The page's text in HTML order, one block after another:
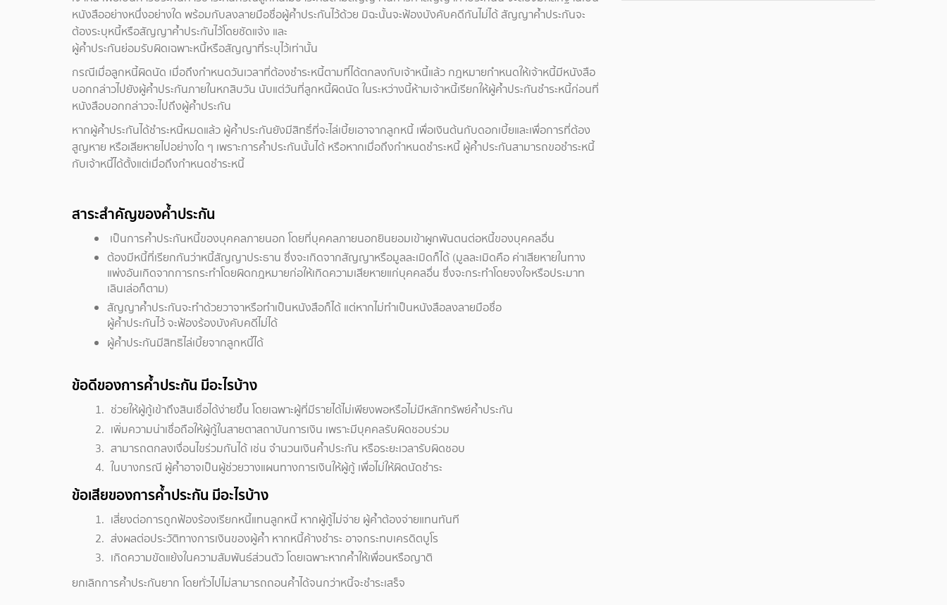
หนังสืออย่างหนึ่งอย่างใด พร้อมกับลงลายมือชื่อผู้ค้ำประกันไว้ด้วย มิฉะนั้นจะฟ้องบังคับคดีกันไม่ได้ สัญญาค้ำประกันจะ
ต้องระบุหนี้หรือสัญญาค้ำประกันไว้โดยชัดแจ้ง และ
ผู้ค้ำประกันย่อมรับผิดเฉพาะหนี้หรือสัญญาที่ระบุไว้เท่านั้น
กรณีเมื่อลูกหนี้ผิดนัด เมื่อถึงกำหนดวันเวลาที่ต้องชำระหนี้ตามที่ได้ตกลงกับเจ้าหนี้แล้ว กฎหมายกำหนดให้เจ้าหนี้มีหนังสือ
บอกกล่าวไปยังผู้ค้ำประกันภายในหกสิบวัน นับแต่วันที่ลูกหนี้ผิดนัด ในระหว่างนี้ห้ามเจ้าหนี้เรียกให้ผู้ค้ำประกันชำระหนี้ก่อนที่
หนังสือบอกกล่าวจะไปถึงผู้ค้ำประกัน
หากผู้ค้ำประกันได้ชำระหนี้หมดแล้ว ผู้ค้ำประกันยังมีสิทธิ์ที่จะไล่เบี้ยเอาจากลูกหนี้ เพื่อเงินต้นกับดอกเบี้ยและเพื่อการที่ต้อง
สูญหาย หรือเสียหายไปอย่างใด ๆ เพราะการค้ำประกันนั้นได้ หรือหากเมื่อถึงกำหนดชำระหนี้ ผู้ค้ำประกันสามารถขอชำระหนี้
กับเจ้าหนี้ได้ตั้งแต่เมื่อถึงกำหนดชำระหนี้
สาระสำคัญของค้ำประกัน
เป็นการค้ำประกันหนี้ของบุคคลภายนอก โดยที่บุคคลภายนอกยินยอมเข้าผูกพันตนต่อหนี้ของบุคคลอื่น
ต้องมีหนี้ที่เรียกกันว่าหนี้สัญญาประธาน ซึ่งจะเกิดจากสัญญาหรือมูลละเมิดก็ได้ (มูลละเมิดคือ ค่าเสียหายในทาง
แพ่งอันเกิดจากการกระทำโดยผิดกฎหมายก่อให้เกิดความเสียหายแก่บุคคลอื่น ซึ่งจะกระทำโดยจงใจหรือประมาท
เลินเล่อก็ตาม)
สัญญาค้ำประกันจะทำด้วยวาจาหรือทำเป็นหนังสือก็ได้ แต่หากไม่ทำเป็นหนังสือลงลายมือชื่อ
ผู้ค้ำประกันไว้ จะฟ้องร้องบังคับคดีไม่ได้
ผู้ค้ำประกันมีสิทธิไล่เบี้ยจากลูกหนี้ได้
ข้อดีของการค้ำประกัน มีอะไรบ้าง
ช่วยให้ผู้กู้เข้าถึงสินเชื่อได้ง่ายขึ้น โดยเฉพาะผู้ที่มีรายได้ไม่เพียงพอหรือไม่มีหลักทรัพย์ค้ำประกัน
เพิ่มความน่าเชื่อถือให้ผู้กู้ในสายตาสถาบันการเงิน เพราะมีบุคคลรับผิดชอบร่วม
สามารถตกลงเงื่อนไขร่วมกันได้ เช่น จำนวนเงินค้ำประกัน หรือระยะเวลารับผิดชอบ
ในบางกรณี ผู้ค้ำอาจเป็นผู้ช่วยวางแผนทางการเงินให้ผู้กู้ เพื่อไม่ให้ผิดนัดชำระ
ข้อเสียของการค้ำประกัน มีอะไรบ้าง
เสี่ยงต่อการถูกฟ้องร้องเรียกหนี้แทนลูกหนี้ หากผู้กู้ไม่จ่าย ผู้ค้ำต้องจ่ายแทนทันที
ส่งผลต่อประวัติทางการเงินของผู้ค้ำ หากหนี้ค้างชำระ อาจกระทบเครดิตบูโร
เกิดความขัดแย้งในความสัมพันธ์ส่วนตัว โดยเฉพาะหากค้ำให้เพื่อนหรือญาติ
ยกเลิกการค้ำประกันยาก โดยทั่วไปไม่สามารถถอนค้ำได้จนกว่าหนี้จะชำระเสร็จ